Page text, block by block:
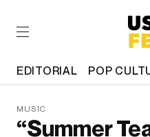
EDITORIAL POP
MUSIC
“Summer